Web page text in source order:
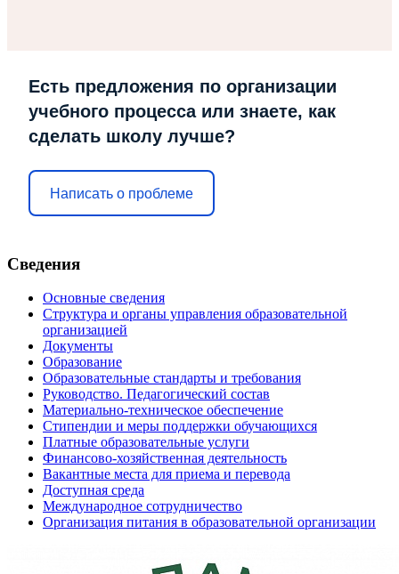
Есть предложения по организации
учебного процесса или знаете, как
сделать школу лучше?
Написать о проблеме
Сведения
Основные сведения
Структура и органы управления образовательной
организацией
Документы
Образование
Образовательные стандарты и требования
Руководство. Педагогический состав
Материально-техническое обеспечение
Стипендии и меры поддержки обучающихся
Платные образовательные услуги
Финансово-хозяйственная деятельность
Вакантные места для приема и перевода
Доступная среда
Международное сотрудничество
Организация питания в образовательной организации